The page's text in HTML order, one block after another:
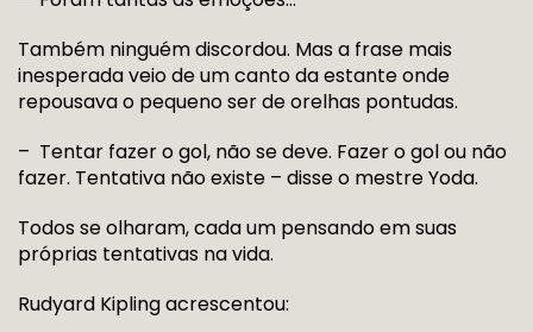
Também ninguém discordou. Mas a frase mais
inesperada veio de um canto da estante onde
repousava o pequeno ser de orelhas pontudas.
– Tentar fazer o gol, não se deve. Fazer o gol ou não
fazer. Tentativa não existe – disse o mestre Yoda.
Todos se olharam, cada um pensando em suas
próprias tentativas na vida.
Rudyard Kipling acrescentou: